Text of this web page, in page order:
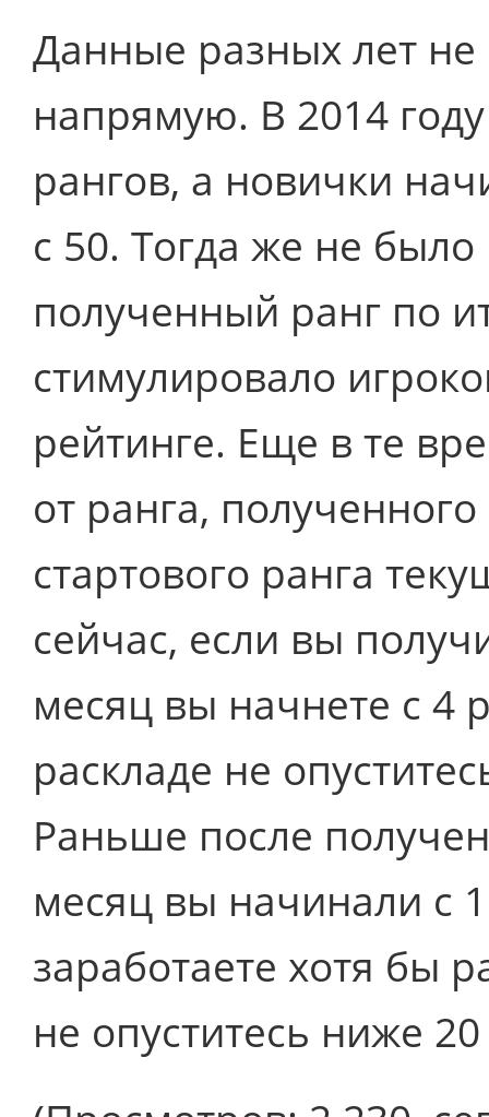
Данные разных лет не
напрямую. В 2014
рангов, а новички
с 50. Тогда же не
полученный ранг по
стимулировало
рейтинге. Еще в те
от ранга,
стартового ранга
сейчас, если вы
месяц вы начнете с 4
раскладе не
Раньше после
месяц вы начинали с
заработаете хотя бы
не опуститесь ниже